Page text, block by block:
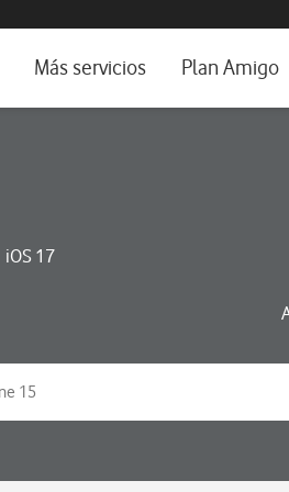
Más servicios Plan Amigo
iOS 17